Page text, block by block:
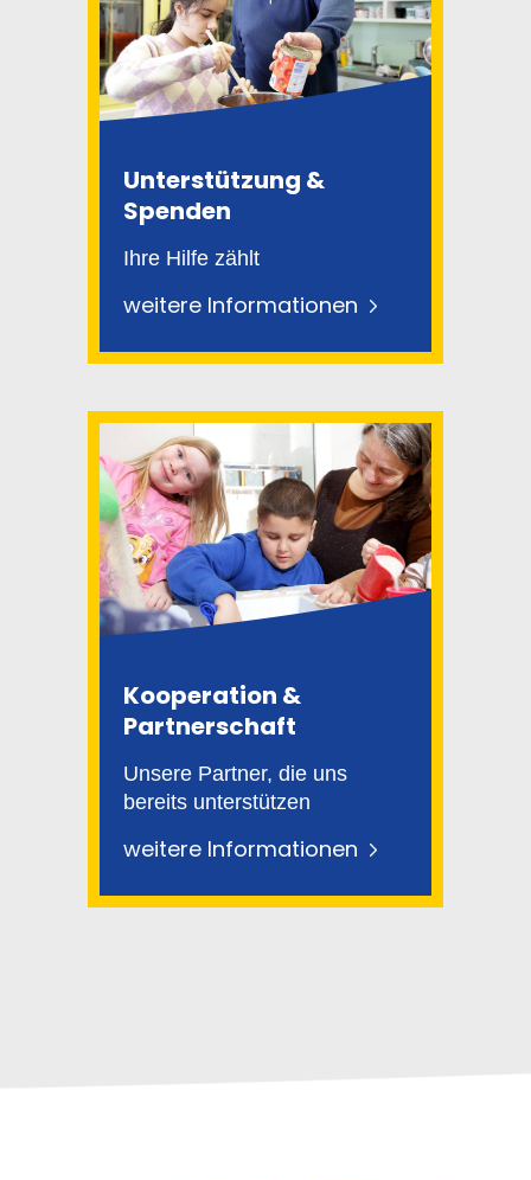
Unterstützung &
Spenden
Ihre Hilfe zählt
weitere Informationen
Kooperation &
Partnerschaft
Unsere Partner, die uns
bereits unterstützen
weitere Informationen